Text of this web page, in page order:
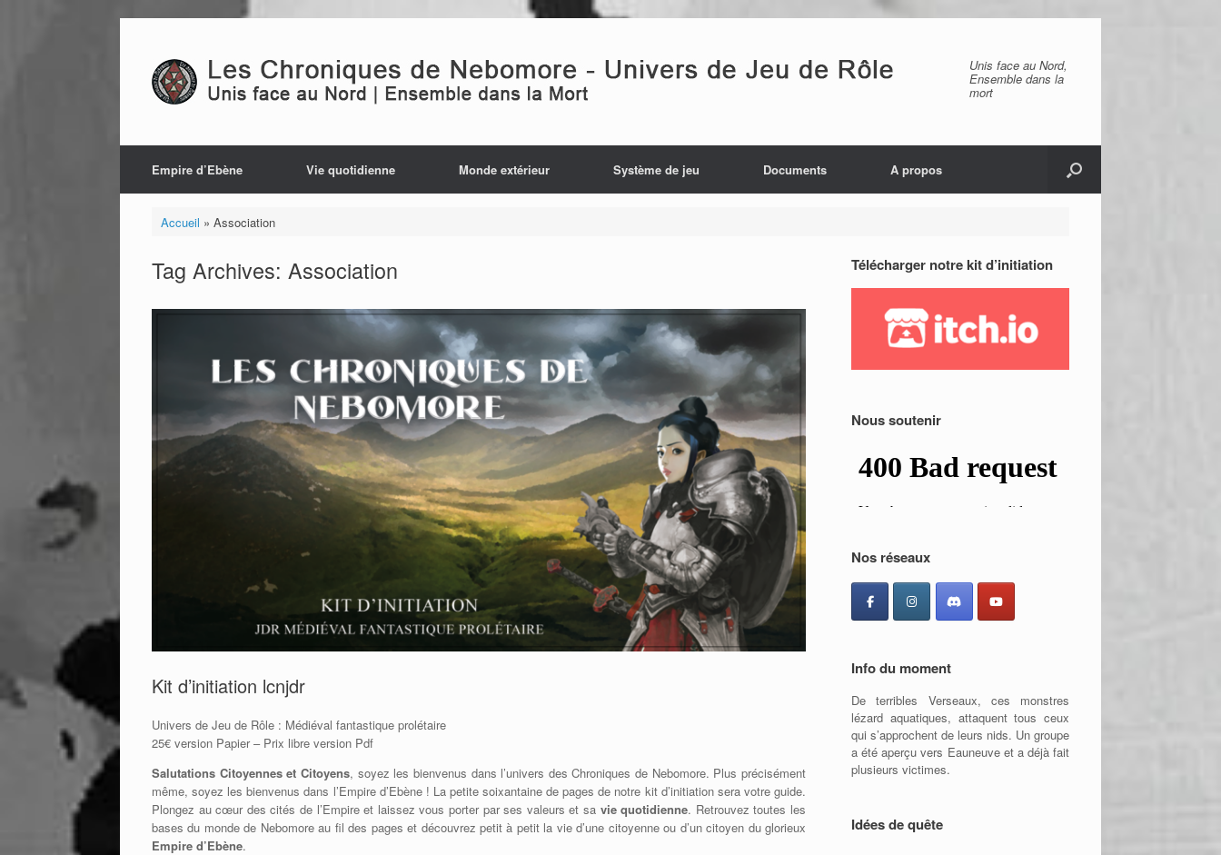
Unis face au Nord,
Ensemble dans la
mort
Empire d’Ebène Vie quotidienne Monde extérieur Système de jeu Documents A propos
Accueil » Association
Tag Archives: Association
Kit d’initiation lcnjdr
Univers de Jeu de Rôle : Médiéval fantastique prolétaire
25€ version Papier – Prix libre version Pdf
Salutations Citoyennes et Citoyens, soyez les bienvenus dans l’univers des Chroniques de Nebomore. Plus précisément
même, soyez les bienvenus dans l’Empire d’Ebène ! La petite soixantaine de pages de notre kit d’initiation sera votre guide.
Plongez au cœur des cités de l’Empire et laissez vous porter par ses valeurs et sa vie quotidienne. Retrouvez toutes les
bases du monde de Nebomore au fil des pages et découvrez petit à petit la vie d’une citoyenne ou d’un citoyen du glorieux
Empire d’Ebène.
Télécharger notre kit d’initiation
Nous soutenir
Nos réseaux
Info du moment
De terribles Verseaux, ces monstres
lézard aquatiques, attaquent tous ceux
qui s’approchent de leurs nids. Un groupe
a été aperçu vers Eauneuve et a déjà fait
plusieurs victimes.
Idées de quête